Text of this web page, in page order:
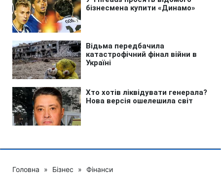
Головна » Бізнес » Фінанси